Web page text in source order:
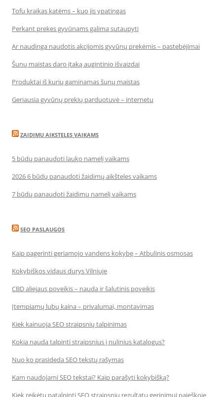
Tofu kraikas katėms – kuo jis ypatingas
Perkant prekes gyvūnams galima sutaupyti
Ar naudinga naudotis akcijomis gyvūnų prekėmis – pastebėjimai
Šunų maistas daro įtaką augintinio išvaizdai
Produktai iš kurių gaminamas šunų maistas
Geriausia gyvūnų prekių parduotuvė – internetu
ZAIDIMU AIKSTELES VAIKAMS
5 būdų panaudoti lauko namelį vaikams
2026 6 būdų panaudoti žaidimų aikšteles vaikams
7 būdų panaudoti žaidimų namelį vaikams
SEO PASLAUGOS
Kaip pagerinti geriamojo vandens kokybę – Atbulinis osmosas
Kokybiškos vidaus durys Vilniuje
CBD aliejaus poveikis – nauda ir šalutinis poveikis
Įtempiamų lubų kaina – privalumai, montavimas
Kiek kainuoja SEO straipsnių talpinimas
Kokia nauda talpinti straipsnius į nulinius katalogus?
Nuo ko prasideda SEO tekstų rašymas
Kam naudojami SEO tekstai? Kaip parašyti kokybišką?
Kiek reikėtų patalpinti SEO straipsnių rezultatų gerinimui paieškoje